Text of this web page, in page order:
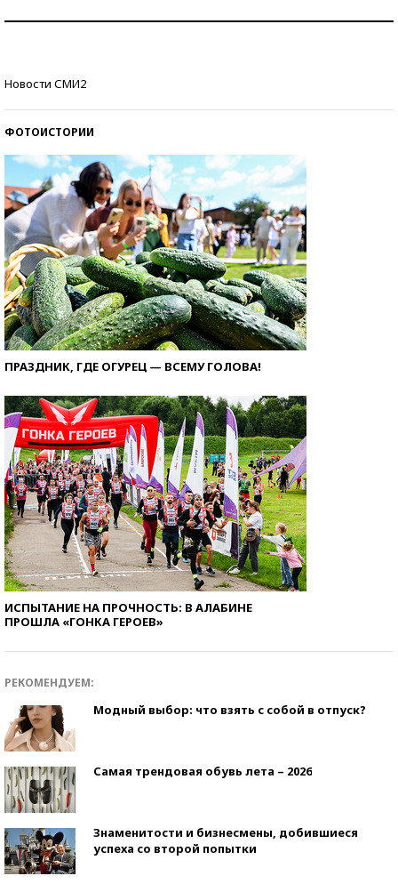
Новости СМИ2
ФОТОИСТОРИИ
ПРАЗДНИК, ГДЕ ОГУРЕЦ — ВСЕМУ ГОЛОВА!
ИСПЫТАНИЕ НА ПРОЧНОСТЬ: В АЛАБИНЕ
ПРОШЛА «ГОНКА ГЕРОЕВ»
РЕКОМЕНДУЕМ:
Модный выбор: что взять с собой в отпуск?
Самая трендовая обувь лета – 2026
Знаменитости и бизнесмены, добившиеся
успеха со второй попытки